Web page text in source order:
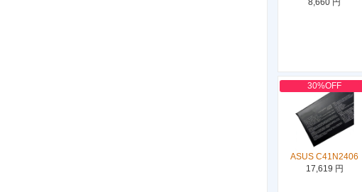
30%OFF
ASUS C41N2406
17,619 円